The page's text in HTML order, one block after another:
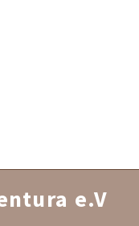
e.V